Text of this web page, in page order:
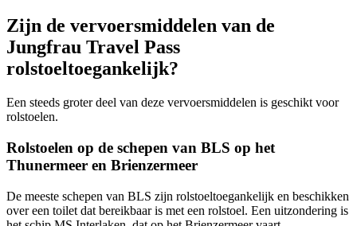
Zijn de vervoersmiddelen van de
Jungfrau Travel Pass
rolstoeltoegankelijk?
Een steeds groter deel van deze vervoersmiddelen is geschikt voor
rolstoelen.
Rolstoelen op de schepen van BLS op het
Thunermeer en Brienzermeer
De meeste schepen van BLS zijn rolstoeltoegankelijk en beschikken
over een toilet dat bereikbaar is met een rolstoel. Een uitzondering is